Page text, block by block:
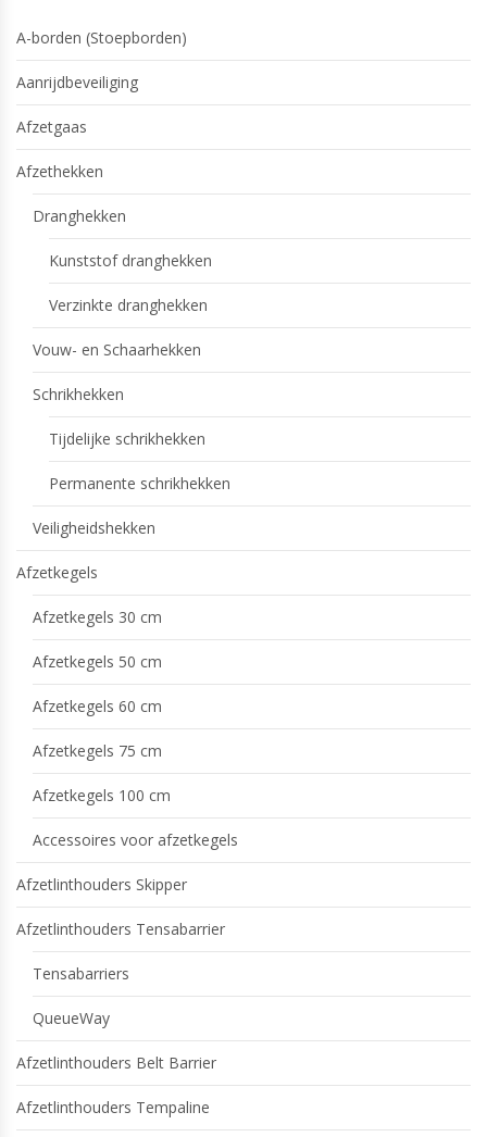
A-borden (Stoepborden)
Aanrijdbeveiliging
Afzetgaas
Afzethekken
Dranghekken
Kunststof dranghekken
Verzinkte dranghekken
Vouw- en Schaarhekken
Schrikhekken
Tijdelijke schrikhekken
Permanente schrikhekken
Veiligheidshekken
Afzetkegels
Afzetkegels 30 cm
Afzetkegels 50 cm
Afzetkegels 60 cm
Afzetkegels 75 cm
Afzetkegels 100 cm
Accessoires voor afzetkegels
Afzetlinthouders Skipper
Afzetlinthouders Tensabarrier
Tensabarriers
QueueWay
Afzetlinthouders Belt Barrier
Afzetlinthouders Tempaline